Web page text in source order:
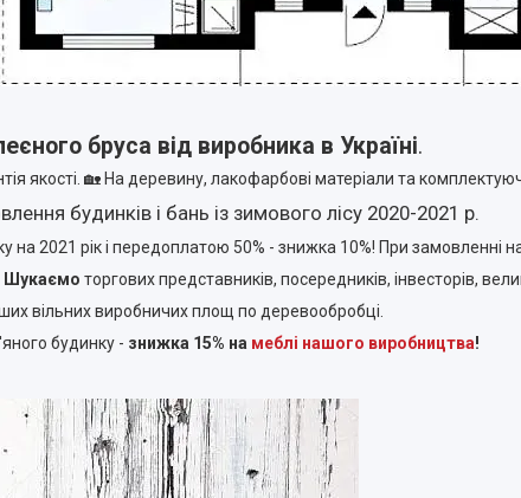
бруса від виробника в Україні.
якості. 🏡 На деревину, лакофарбові матеріали та
будинків і бань із зимового лісу 2020-2021 р.
на 2021 рік і передоплатою 50% - знижка 10%! При замовленні
Шукаємо торгових представників, посередників, інвесторів,
вільних виробничих площ по деревообробці.
будинку - знижка 15% на меблі нашого виробництва!